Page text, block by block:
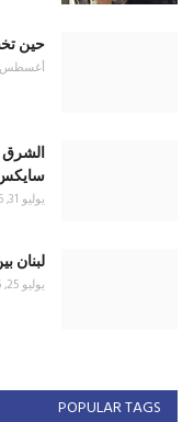
حين
أغسطس 4, 2026
الشرق
يوليو 31, 2026
لبنان
يوليو 25, 2026
POPULAR TAGS